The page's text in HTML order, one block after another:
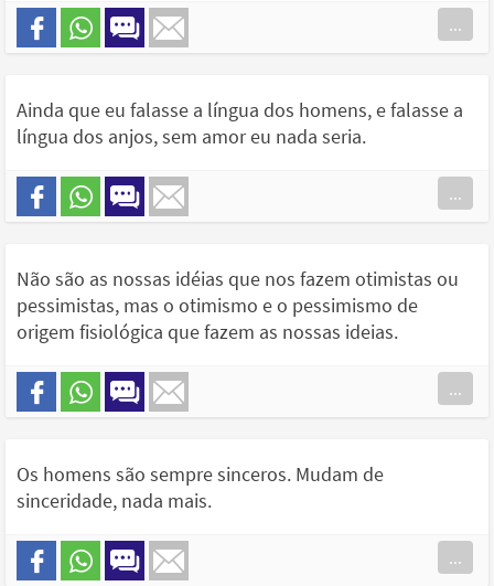
...
Ainda que eu falasse a língua dos homens, e falasse a
língua dos anjos, sem amor eu nada seria.
...
Não são as nossas idéias que nos fazem otimistas ou
pessimistas, mas o otimismo e o pessimismo de
origem fisiológica que fazem as nossas ideias.
...
Os homens são sempre sinceros. Mudam de
sinceridade, nada mais.
...